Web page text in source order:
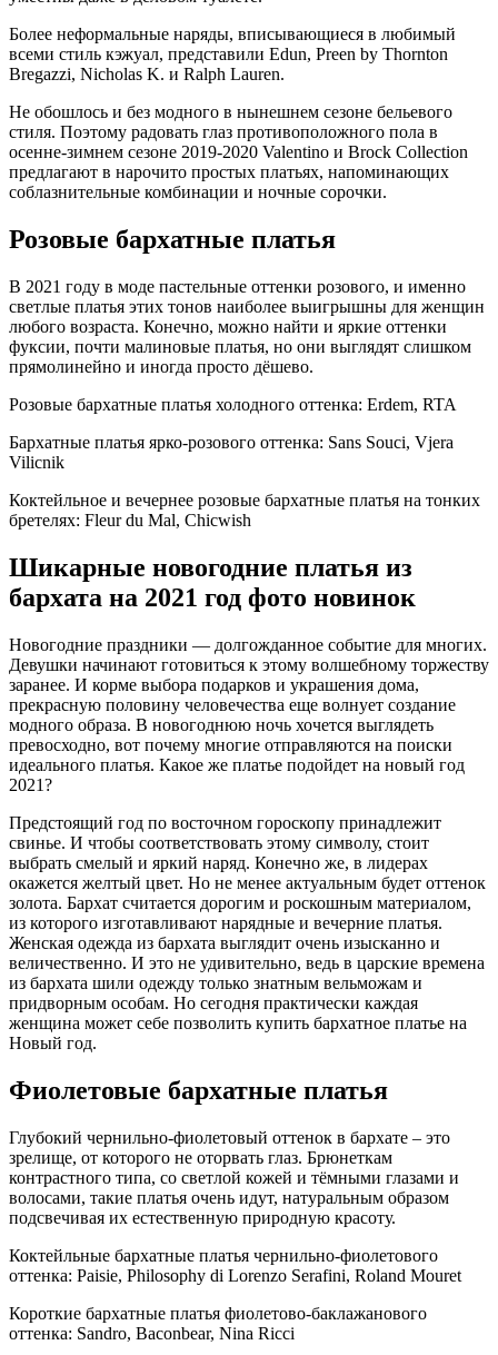
Более неформальные наряды, вписывающиеся в любимый
всеми стиль кэжуал, представили Edun, Preen by Thornton
Bregazzi, Nicholas K. и Ralph Lauren.
Не обошлось и без модного в нынешнем сезоне бельевого
стиля. Поэтому радовать глаз противоположного пола в
осенне-зимнем сезоне 2019-2020 Valentino и Brock Collection
предлагают в нарочито простых платьях, напоминающих
соблазнительные комбинации и ночные сорочки.
Розовые бархатные платья
В 2021 году в моде пастельные оттенки розового, и именно
светлые платья этих тонов наиболее выигрышны для женщин
любого возраста. Конечно, можно найти и яркие оттенки
фуксии, почти малиновые платья, но они выглядят слишком
прямолинейно и иногда просто дёшево.
Розовые бархатные платья холодного оттенка: Erdem, RTA
Бархатные платья ярко-розового оттенка: Sans Souci, Vjera
Vilicnik
Коктейльное и вечернее розовые бархатные платья на тонких
бретелях: Fleur du Mal, Chicwish
Шикарные новогодние платья из
бархата на 2021 год фото новинок
Новогодние праздники — долгожданное событие для многих.
Девушки начинают готовиться к этому волшебному торжеству
заранее. И корме выбора подарков и украшения дома,
прекрасную половину человечества еще волнует создание
модного образа. В новогоднюю ночь хочется выглядеть
превосходно, вот почему многие отправляются на поиски
идеального платья. Какое же платье подойдет на новый год
2021?
Предстоящий год по восточном гороскопу принадлежит
свинье. И чтобы соответствовать этому символу, стоит
выбрать смелый и яркий наряд. Конечно же, в лидерах
окажется желтый цвет. Но не менее актуальным будет оттенок
золота. Бархат считается дорогим и роскошным материалом,
из которого изготавливают нарядные и вечерние платья.
Женская одежда из бархата выглядит очень изысканно и
величественно. И это не удивительно, ведь в царские времена
из бархата шили одежду только знатным вельможам и
придворным особам. Но сегодня практически каждая
женщина может себе позволить купить бархатное платье на
Новый год.
Фиолетовые бархатные платья
Глубокий чернильно-фиолетовый оттенок в бархате – это
зрелище, от которого не оторвать глаз. Брюнеткам
контрастного типа, со светлой кожей и тёмными глазами и
волосами, такие платья очень идут, натуральным образом
подсвечивая их естественную природную красоту.
Коктейльные бархатные платья чернильно-фиолетового
оттенка: Paisie, Philosophy di Lorenzo Serafini, Roland Mouret
Короткие бархатные платья фиолетово-баклажанового
оттенка: Sandro, Baconbear, Nina Ricci